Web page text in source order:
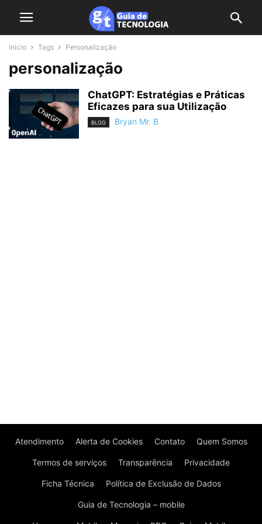
Início Tags Personalização
personalização
ChatGPT: Estratégias e Práticas
Eficazes para sua Utilização
BLOG Bryan Mr. B
Atendimento Alerta de Cookies Contato Quem Somos
Termos de serviços Transparência Privacidade
Ficha Técnica Política de Exclusão de Dados
Guia de Tecnologia – mobile